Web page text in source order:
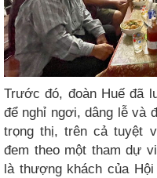
Trước đó, đoàn Huế đã
để nghỉ ngơi, dâng lễ và
trọng thị, trên cả tuyệt
đem theo một tham dự
là thượng khách của